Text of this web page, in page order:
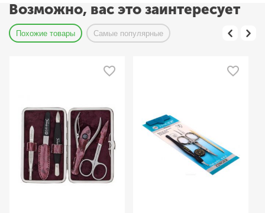
Возможно, вас это заинтересует
Похожие товары Самые популярные